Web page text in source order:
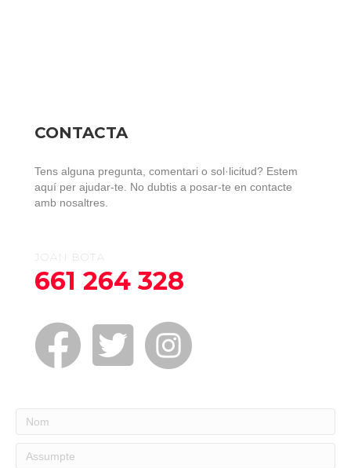
CONTACTA
Tens alguna pregunta, comentari o sol·licitud? Estem
aquí per ajudar-te. No dubtis a posar-te en contacte
amb nosaltres.
JOAN BOTA
661 264 328